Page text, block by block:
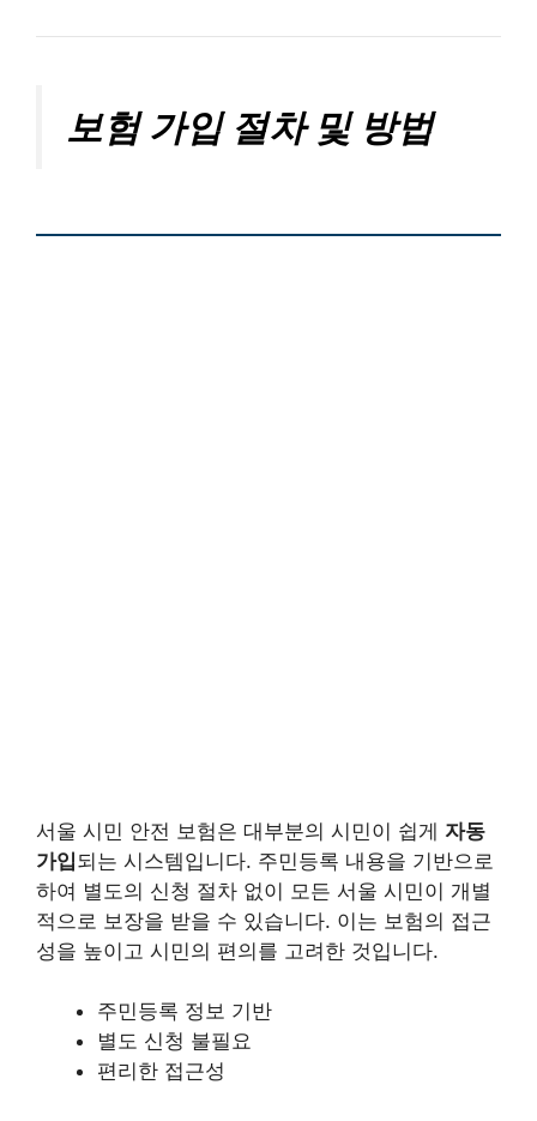
보험 가입 절차 및 방법
서울 시민 안전 보험은 대부분의 시민이 쉽게 자동
가입되는 시스템입니다. 주민등록 내용을 기반으로
하여 별도의 신청 절차 없이 모든 서울 시민이 개별
적으로 보장을 받을 수 있습니다. 이는 보험의 접근
성을 높이고 시민의 편의를 고려한 것입니다.
주민등록 정보 기반
별도 신청 불필요
편리한 접근성